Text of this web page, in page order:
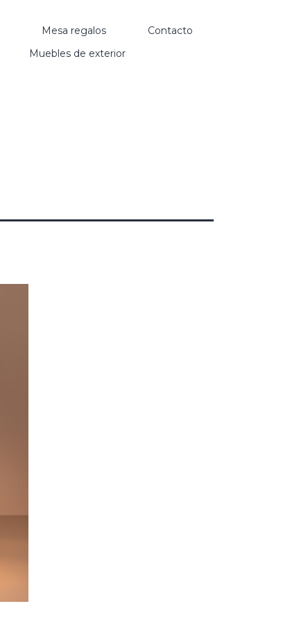
Mesa regalos
Contacto
Muebles de exterior